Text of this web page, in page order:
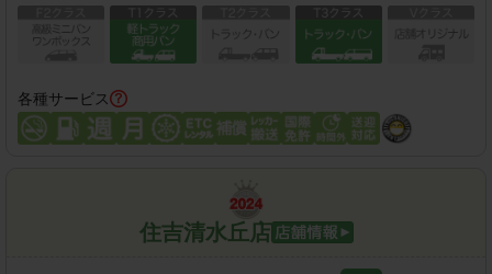
各種サービス
住吉清水丘店